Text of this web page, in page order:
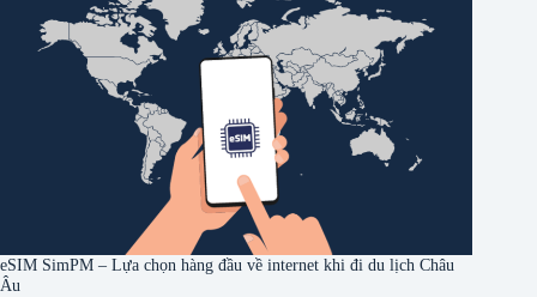
eSIM SimPM – Lựa chọn hàng đầu về internet khi đi du lịch Châu
Âu